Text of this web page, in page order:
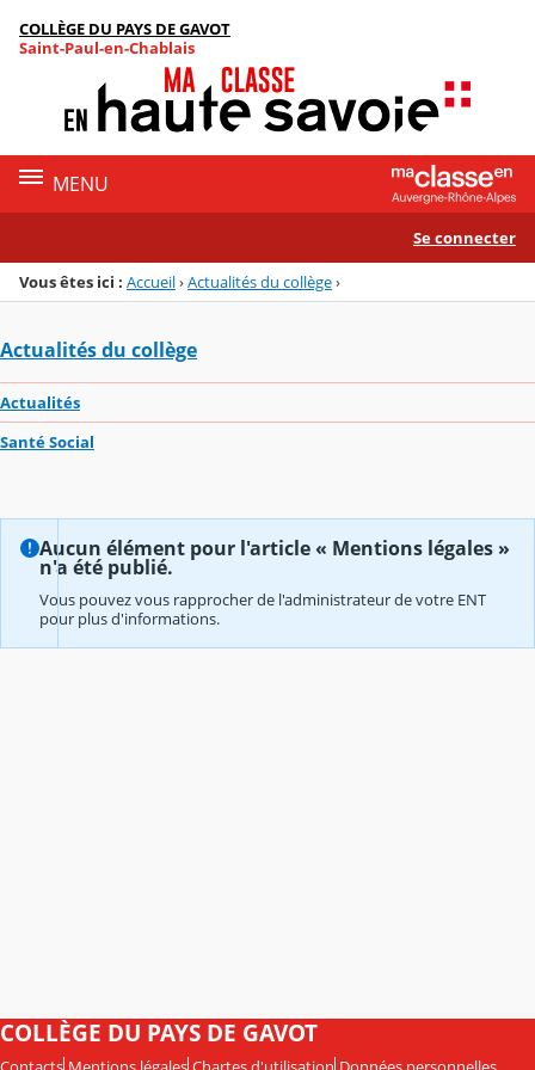
Menu de la rubrique
Contenu
COLLÈGE DU PAYS DE GAVOT
Saint-Paul-en-Chablais
MENU
Se connecter
Vous êtes ici : Accueil›Actualités du collège›
Actualités du collège
Actualités
Santé Social
Aucun élément pour l'article « Mentions légales »
n'a été publié.
Vous pouvez vous rapprocher de l'administrateur de votre ENT
pour plus d'informations.
COLLÈGE DU PAYS DE GAVOT